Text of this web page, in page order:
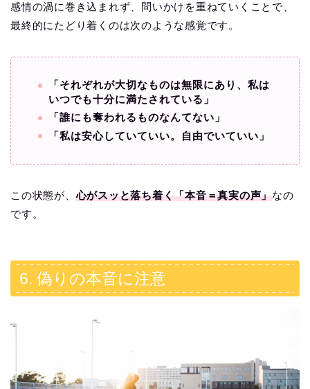
感情の渦に巻き込まれず、問いかけを重ねていくことで、
最終的にたどり着くのは次のような感覚です。
「それぞれが大切なものは無限にあり、私は
いつでも十分に満たされている」
「誰にも奪われるものなんてない」
「私は安心していていい。自由でいていい」
この状態が、心がスッと落ち着く「本音＝真実の声」なの
です。
6. 偽りの本音に注意